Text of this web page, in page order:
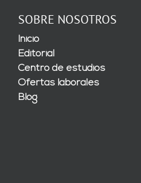
SOBRE NOSOTROS
Inicio
Editorial
Centro de estudios
Ofertas laborales
Blog